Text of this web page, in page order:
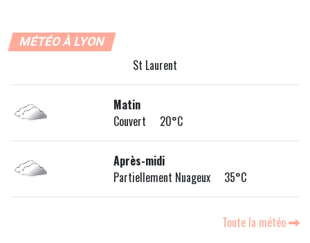
MÉTÉO À LYON
St Laurent
Matin
Couvert 20°C
Après-midi
Partiellement Nuageux 35°C
Toute la météo